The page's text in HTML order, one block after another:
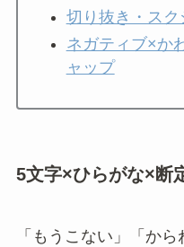
切り抜き・ス
ネガティブ×か
ャップ
5文字×ひらがな×
「もうこない」「から